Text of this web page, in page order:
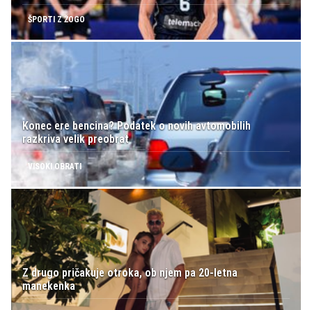
ŠPORTI Z ŽOGO
Konec ere bencina? Podatek o novih avtomobilih
razkriva velik preobrat
VISOKI OBRATI
Z drugo pričakuje otroka, ob njem pa 20-letna
manekenka